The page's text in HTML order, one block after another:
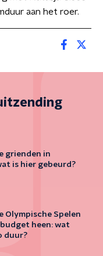
aan het roer.
grienden in
is hier gebeurd?
Olympische Spelen
heen: wat
duur?